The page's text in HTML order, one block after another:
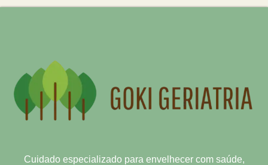
Cuidado especializado para envelhecer com saúde,